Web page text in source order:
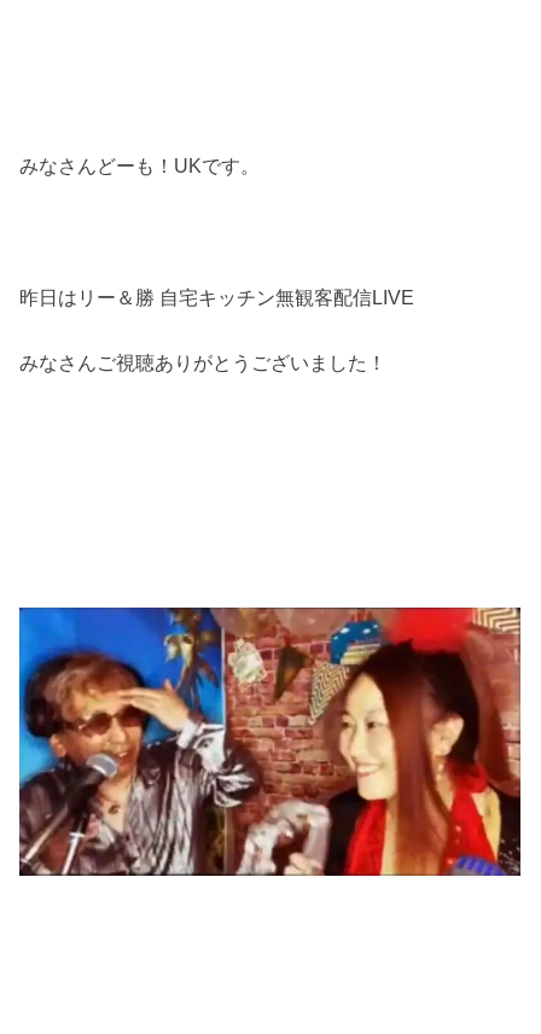
みなさんどーも！UKです。
昨日はリー＆勝 自宅キッチン無観客配信LIVE
みなさんご視聴ありがとうございました！